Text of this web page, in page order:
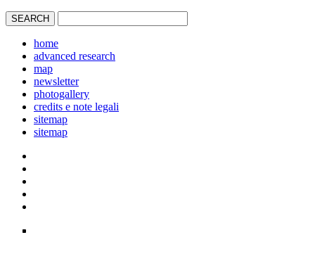
home
advanced research
map
newsletter
photogallery
credits e note legali
sitemap
sitemap